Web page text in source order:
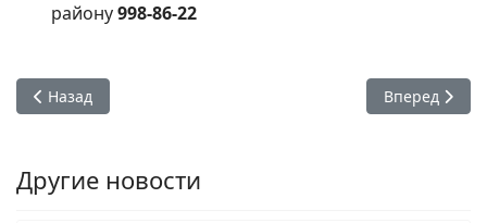
району998-86-22
Предыдущий: БЕЗОПАСНОСТЬ ДЕТЕЙ — ОБЩАЯ ЗАДАЧА!
Назад Следующий:
Вперед
Другие новости